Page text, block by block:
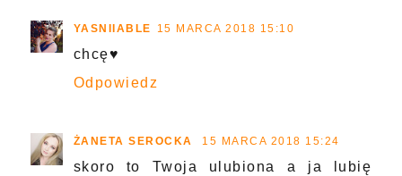
YASNIIABLE 15 MARCA 2018 15:10
chcę♥
Odpowiedz
ŻANETA SEROCKA 15 MARCA 2018 15:24
skoro to Twoja ulubiona a ja lubię